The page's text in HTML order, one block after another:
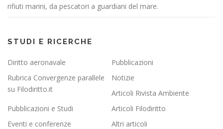
rifiuti marini, da pescatori a guardiani del mare.
STUDI E RICERCHE
Diritto aeronavale
Pubblicazioni
Rubrica Convergenze parallele
su Filodiritto.it
Notizie
Articoli Rivista Ambiente
Pubblicazioni e Studi
Articoli Filodiritto
Eventi e conferenze
Altri articoli